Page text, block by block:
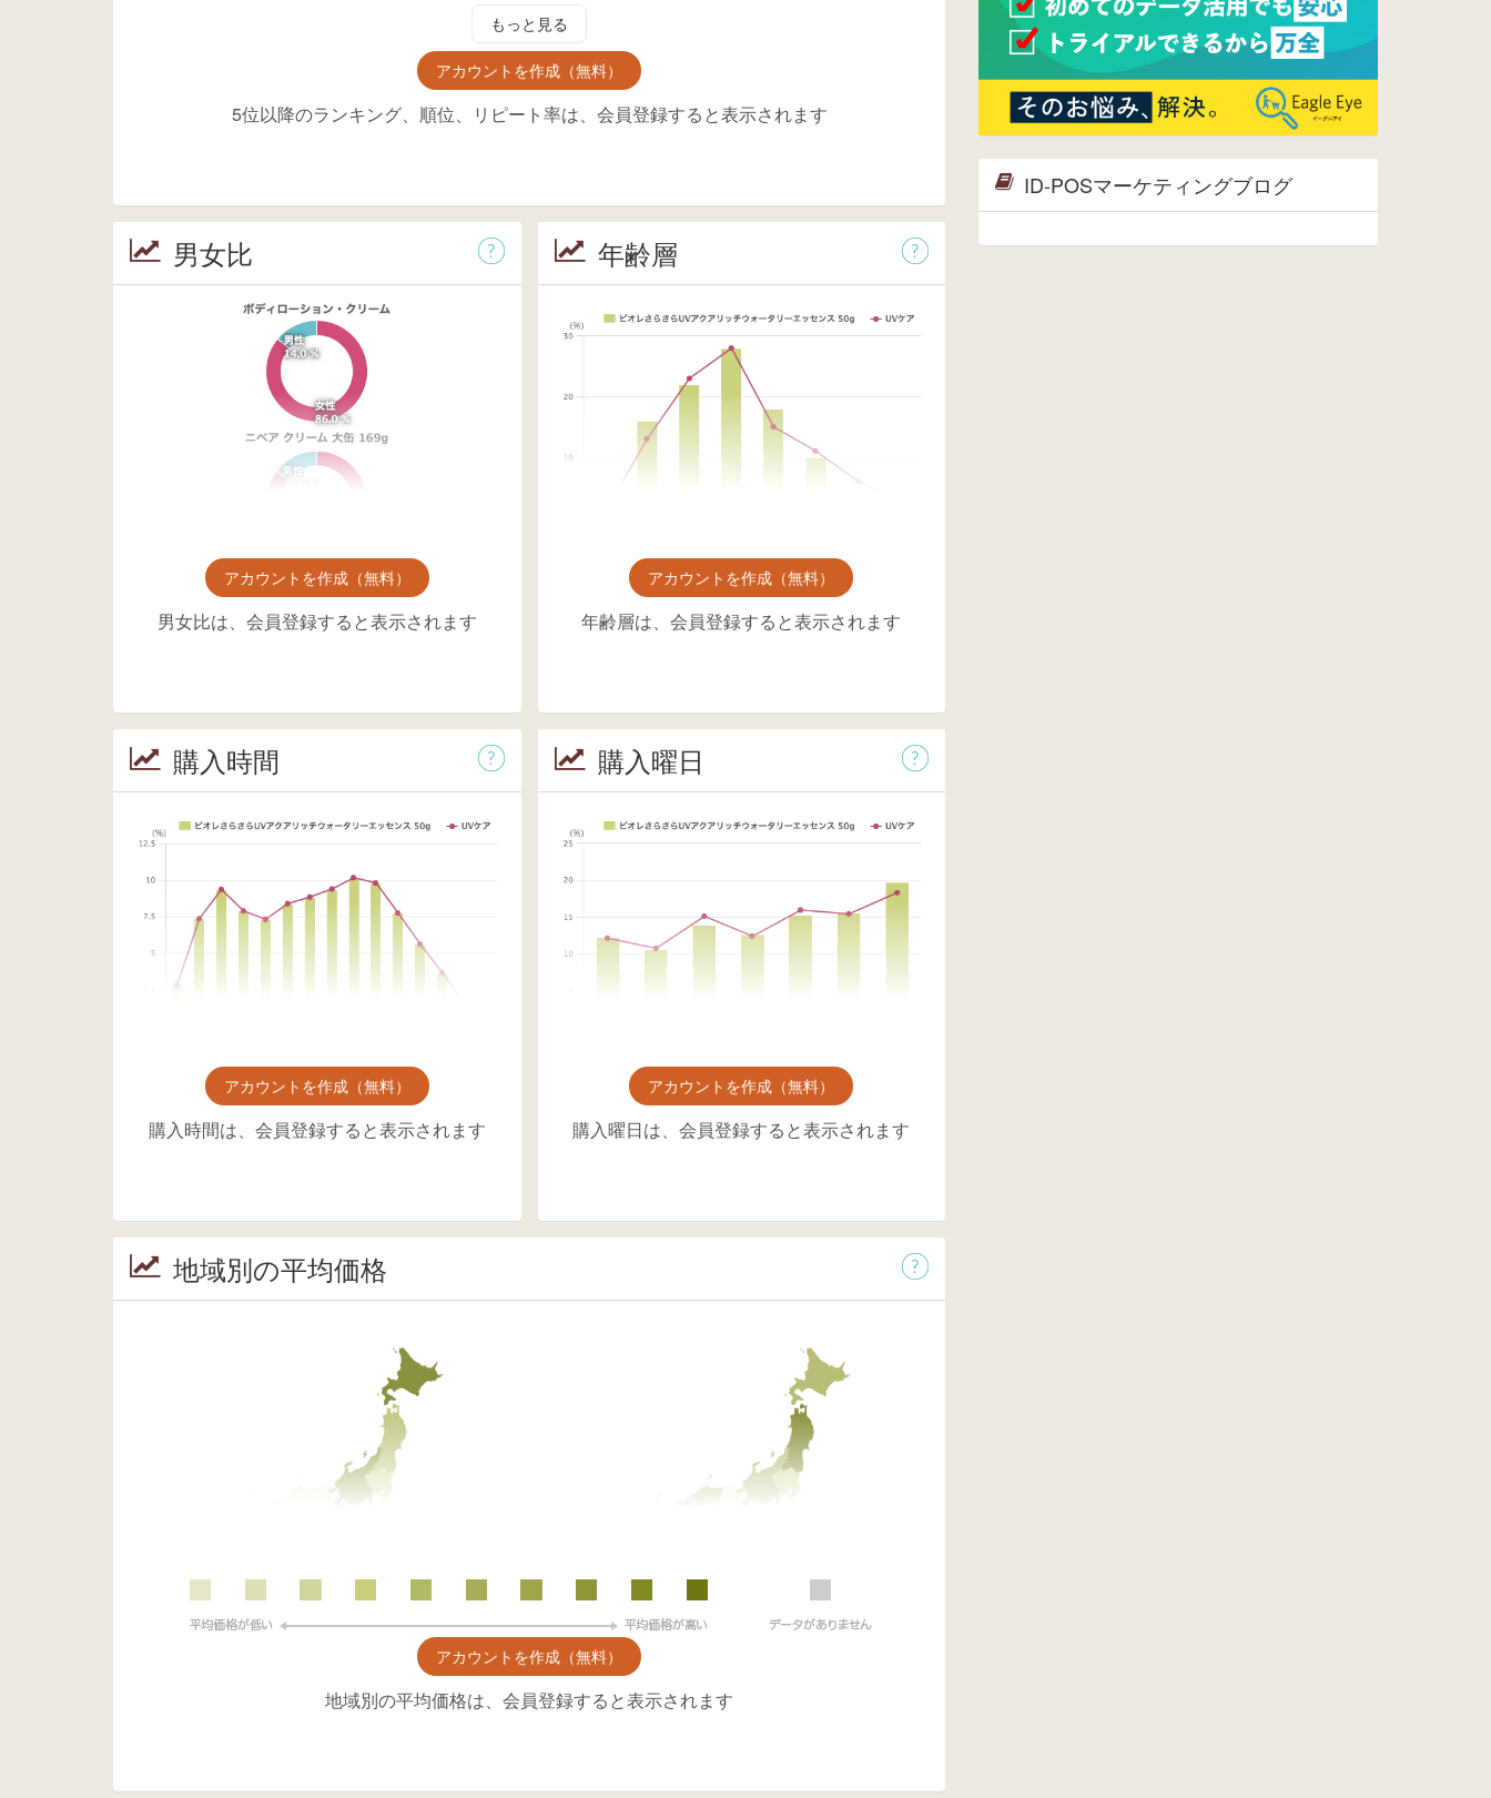
もっと見る
アカウントを作成（無料）
5位以降のランキング、順位、リピート率は、会員登録すると表示されます
男女比
アカウントを作成（無料）
男女比は、会員登録すると表示されます
年齢層
アカウントを作成（無料）
年齢層は、会員登録すると表示されます
購入時間
アカウントを作成（無料）
購入時間は、会員登録すると表示されます
購入曜日
アカウントを作成（無料）
購入曜日は、会員登録すると表示されます
地域別の平均価格
アカウントを作成（無料）
地域別の平均価格は、会員登録すると表示されます
2015/04/30
Facebookページを開設しました。
詳細はこちら。
2015/04/20
ウレコンサイトリリースしました。
ID-POSマーケティングブログ